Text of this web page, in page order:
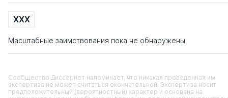
XXX
Масштабные заимствования пока не обнаружены
Сообщество Диссернет напоминает, что никакая проведенная им
экспертиза не может считаться окончательной. Экспертиза носит
предположительный (вероятностный) характер и основана на